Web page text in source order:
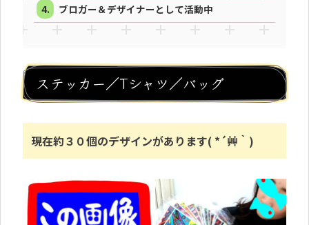
ブロガー＆デザイナーとして活動中
ステッカー／Tシャツ／バッグ
現在約３０個のデザインがあります( *´艸｀)